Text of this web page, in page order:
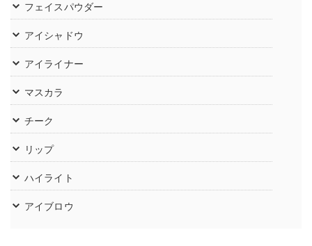
フェイスパウダー
アイシャドウ
アイライナー
マスカラ
チーク
リップ
ハイライト
アイブロウ